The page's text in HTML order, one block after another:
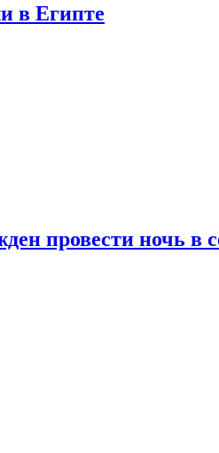
в Египте
провести ночь в